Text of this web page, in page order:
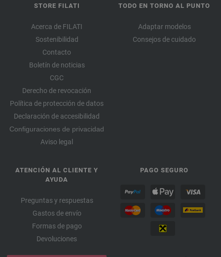
STORE FILATI
Acerca de FILATI
Sostenibilidad
Contacto
Boletín de noticias
CGC
Derecho de revocación
Política de protección de datos
Declaración de accesibilidad
Configuraciones de privacidad
Aviso legal
TODO EN TORNO AL PUNTO
Adaptar modelos
Consejos de cuidado
ATENCIÓN AL CLIENTE Y
AYUDA
Preguntas y respuestas
Gastos de envío
Formas de pago
Devoluciones
PAGO SEGURO